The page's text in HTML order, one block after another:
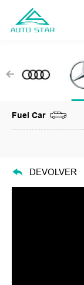
Fuel Car
DEVOLVER